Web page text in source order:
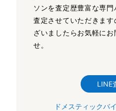
ソンを査定歴豊富な専
査定させていただきま
ざいましたらお気軽に
せ。
LINE
ドメスティックバ